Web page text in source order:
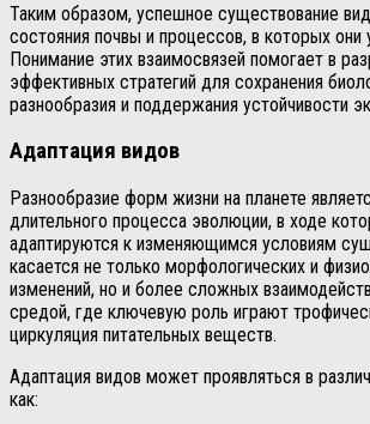
Таким образом, успешное существование
состояния почвы и процессов, в которых они
Понимание этих взаимосвязей помогает в
эффективных стратегий для сохранения
разнообразия и поддержания устойчивости
Адаптация видов
Разнообразие форм жизни на планете
длительного процесса эволюции, в ходе
адаптируются к изменяющимся условиям
касается не только морфологических и
изменений, но и более сложных
средой, где ключевую роль играют
циркуляция питательных веществ.
Адаптация видов может проявляться в
как: